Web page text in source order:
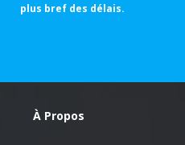
plus bref des délais.
À Propos